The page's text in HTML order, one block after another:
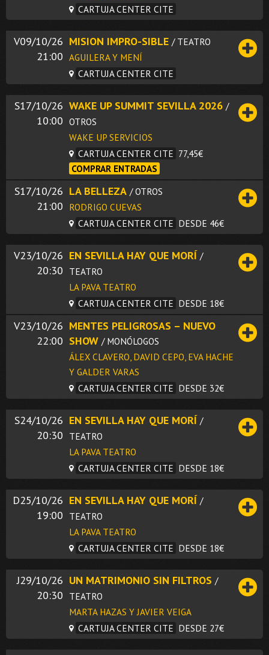
CARTUJA CENTER CITE
V09/10/26
21:00
MISION IMPRO-SIBLE / TEATRO
AGUILERA Y MENÍ
CARTUJA CENTER CITE
S17/10/26
10:00
WAKE UP SUMMIT SEVILLA 2026 /
OTROS
WAKE UP SERVICIOS
CARTUJA CENTER CITE 77,45€
COMPRAR ENTRADAS
S17/10/26
21:00
LA BELLEZA / OTROS
RODRIGO CUEVAS
CARTUJA CENTER CITE DESDE 46€
V23/10/26
20:30
EN SEVILLA HAY QUE MORÍ /
TEATRO
LA PAVA TEATRO
CARTUJA CENTER CITE DESDE 18€
V23/10/26
22:00
MENTES PELIGROSAS – NUEVO
SHOW / MONÓLOGOS
ÁLEX CLAVERO, DAVID CEPO, EVA HACHE
Y GALDER VARAS
CARTUJA CENTER CITE DESDE 32€
S24/10/26
20:30
EN SEVILLA HAY QUE MORÍ /
TEATRO
LA PAVA TEATRO
CARTUJA CENTER CITE DESDE 18€
D25/10/26
19:00
EN SEVILLA HAY QUE MORÍ /
TEATRO
LA PAVA TEATRO
CARTUJA CENTER CITE DESDE 18€
J29/10/26
20:30
UN MATRIMONIO SIN FILTROS /
TEATRO
MARTA HAZAS Y JAVIER VEIGA
CARTUJA CENTER CITE DESDE 27€